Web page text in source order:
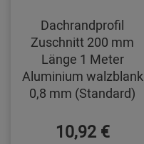
Dachrandprofil
Zuschnitt 200 mm
Länge 1 Meter
Aluminium walzblank
0,8 mm (Standard)
10,92 €